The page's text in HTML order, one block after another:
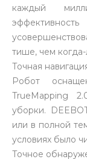
каждый
тише, чем
Точная
Робот
TrueMapping
уборки.
или в полной
условиях было
Точное